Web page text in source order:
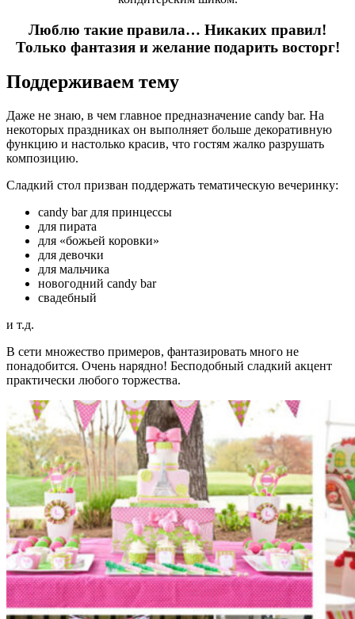
Люблю такие правила… Никаких правил!
Только фантазия и желание подарить восторг!
Поддерживаем тему
Даже не знаю, в чем главное предназначение candy bar. На
некоторых праздниках он выполняет больше декоративную
функцию и настолько красив, что гостям жалко разрушать
композицию.
Сладкий стол призван поддержать тематическую вечеринку:
candy bar для принцессы
для пирата
для «божьей коровки»
для девочки
для мальчика
новогодний candy bar
свадебный
и т.д.
В сети множество примеров, фантазировать много не
понадобится. Очень нарядно! Бесподобный сладкий акцент
практически любого торжества.